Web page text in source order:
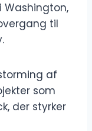
Washington,
til
af
som
der styrker